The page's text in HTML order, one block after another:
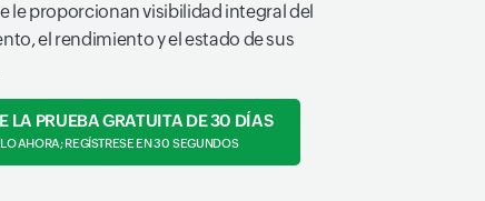
le proporcionan visibilidad integral del
el rendimiento y el estado de sus
LA PRUEBA GRATUITA DE 30 DÍAS
AHORA; REGÍSTRESE EN 30 SEGUNDOS